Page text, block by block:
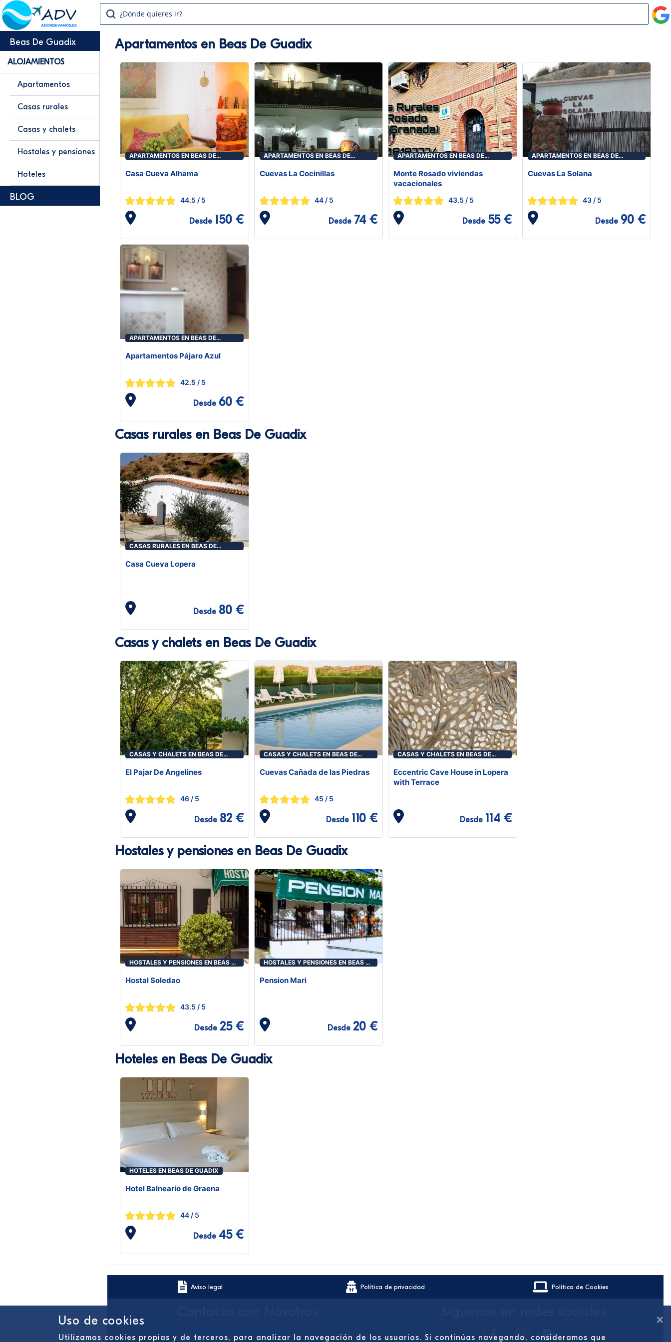
¿Dónde quieres ir?
Beas De Guadix
ALOJAMIENTOS
Apartamentos
Casas rurales
Casas y chalets
Hostales y pensiones
Hoteles
BLOG
Apartamentos en Beas De Guadix
APARTAMENTOS EN BEAS DE
Casa Cueva Alhama
44.5 / 5
Desde 150 €
APARTAMENTOS EN BEAS DE
Cuevas La Cocinillas
44/ 5
Desde 74 €
APARTAMENTOS EN BEAS DE
Monte Rosado viviendas
vacacionales
43.5 / 5
Desde 55 €
APARTAMENTOS EN BEAS DE
Cuevas La Solana
43/ 5
Desde 90 €
APARTAMENTOS EN BEAS DE
Apartamentos Pájaro Azul
42.5 / 5
Desde 60 €
Casas rurales en Beas De Guadix
CASAS RURALES EN BEAS DE
Casa Cueva Lopera
Desde 80 €
Casas y chalets en Beas De Guadix
CASAS Y CHALETS EN BEAS DE
El Pajar De Angelines
46 / 5
Desde 82 €
CASAS Y CHALETS EN BEAS DE
Cuevas Cañada de las Piedras
45 / 5
Desde 110 €
CASAS Y CHALETS EN BEAS DE
Eccentric Cave House in Lopera
with Terrace
Desde 114 €
Hostales y pensiones en Beas De Guadix
HOSTALES Y PENSIONES EN BEAS DE
Hostal Soledao
43.5 / 5
Desde 25 €
HOSTALES Y PENSIONES EN BEAS DE
Pension Mari
Desde 20 €
Hoteles en Beas De Guadix
HOTELES EN BEAS DE GUADIX
Hotel Balneario de Graena
44 / 5
Desde 45 €
Aviso legal Política de privacidad Política de Cookies
×
Uso de cookies
Utilizamos cookies propias y de terceros, para analizar la navegación de los usuarios. Si continúas navegando, consideramos que